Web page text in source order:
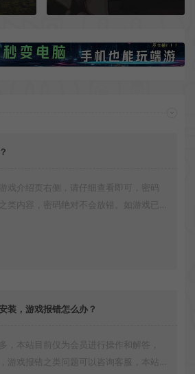
戏介绍页右侧，请仔细查看即可，密码
类内容，密码绝对不会放错。如游戏已
装，游戏报错怎么办？
，本站目前仅为会员进行操作和解答，
游戏报错之类问题可以咨询客服，本站